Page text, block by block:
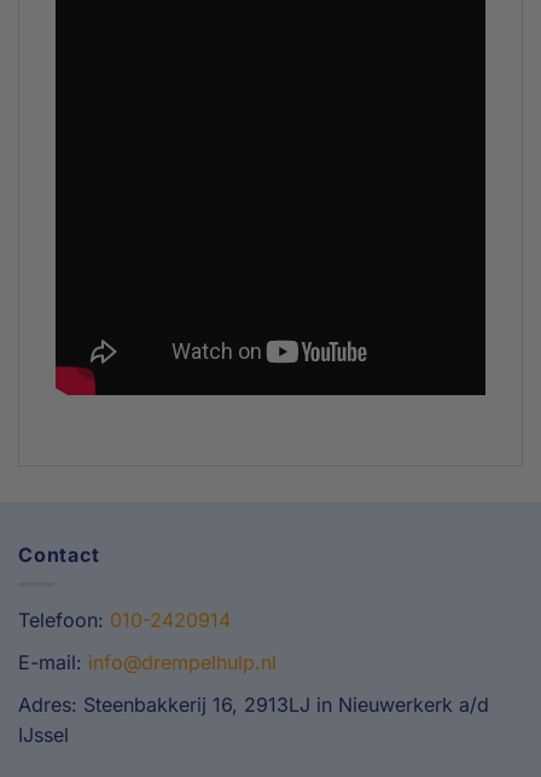
Contact
Telefoon: 010-2420914
E-mail: info@drempelhulp.nl
Adres: Steenbakkerij 16, 2913LJ in Nieuwerkerk a/d
IJssel